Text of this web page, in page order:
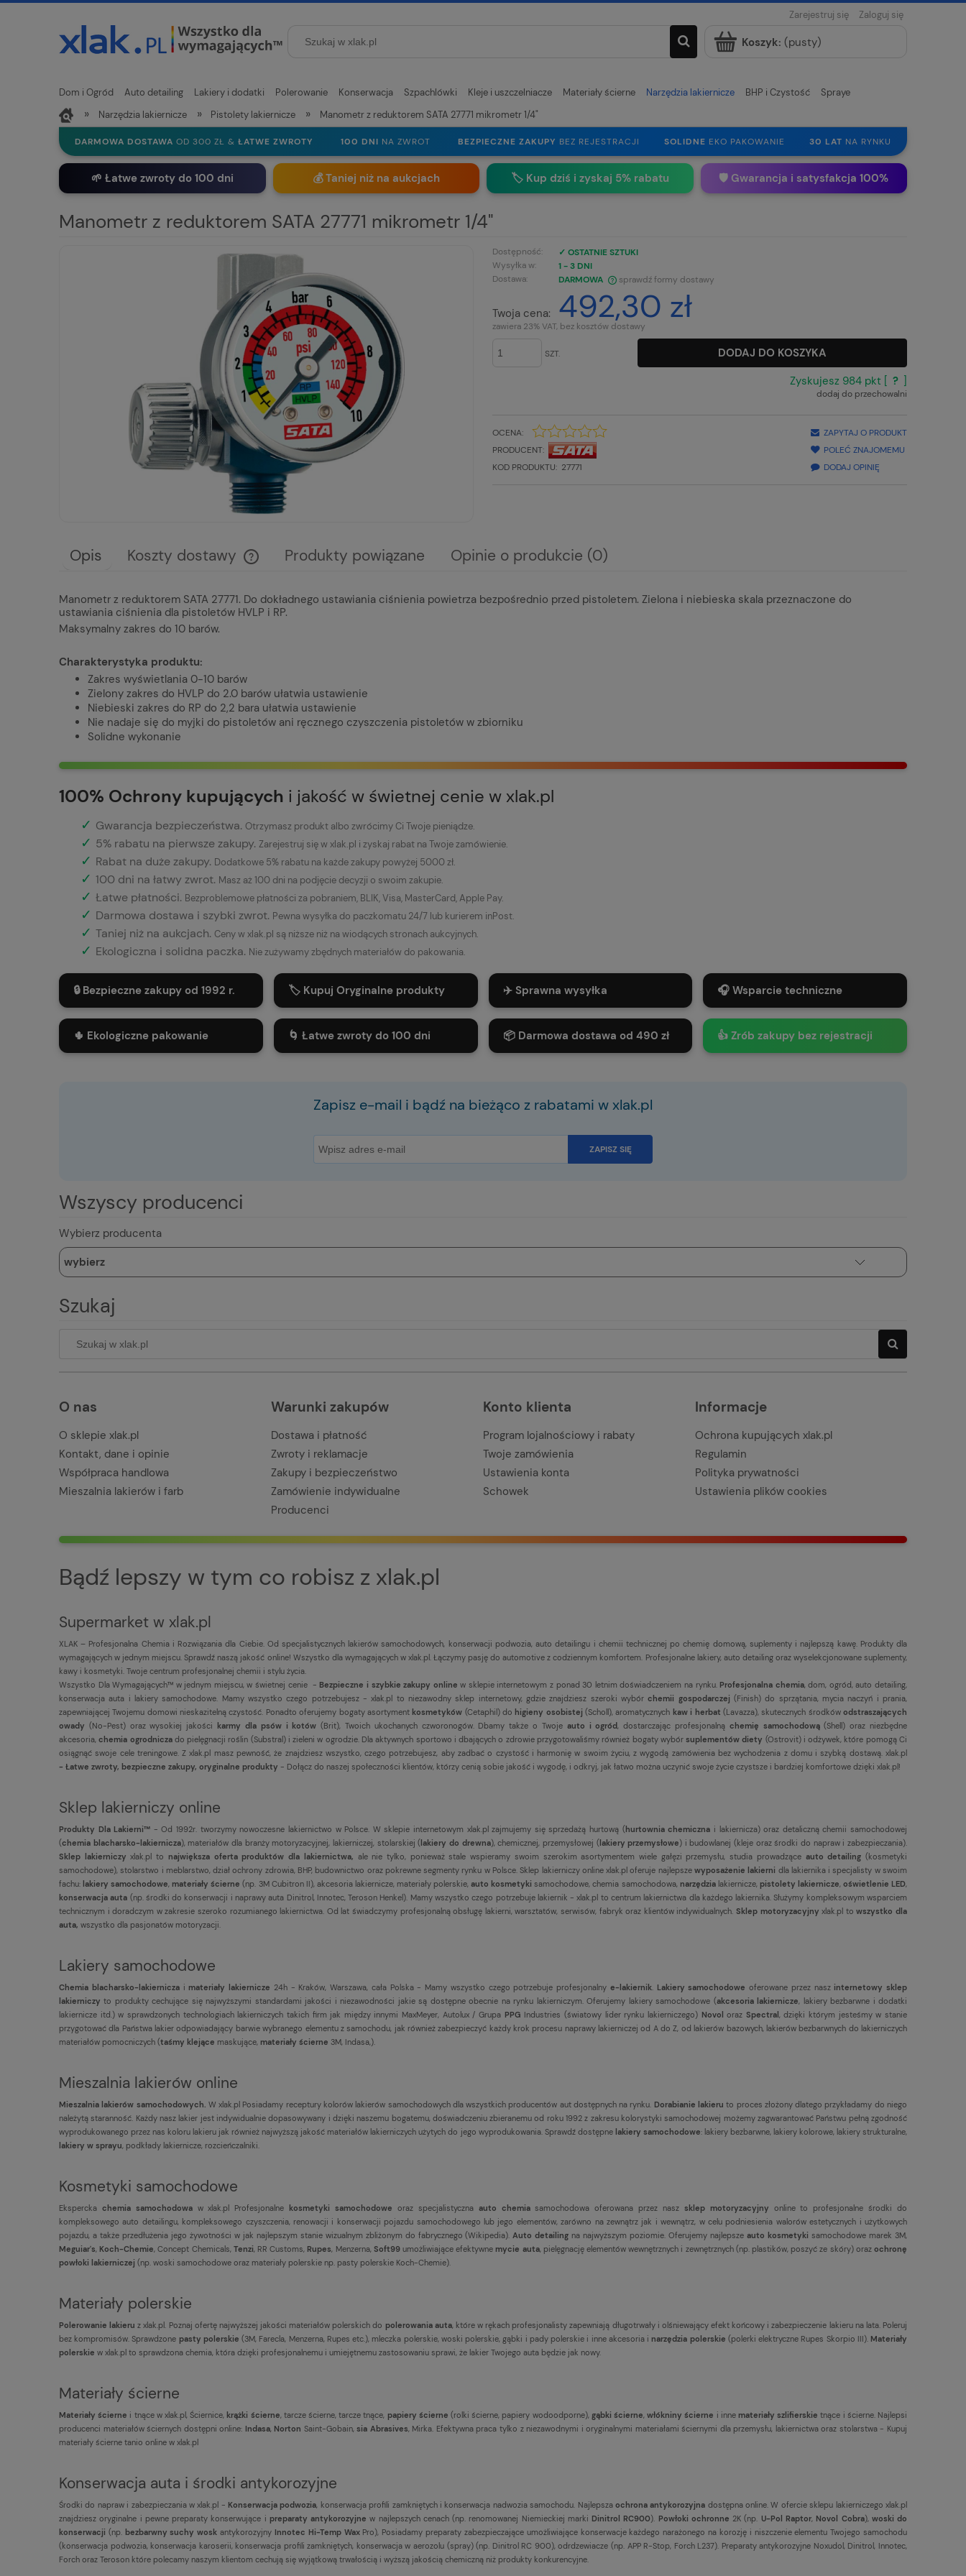
Zarejestruj się Zaloguj się
Koszyk: (pusty)
Dom i Ogród Auto detailing Lakiery i dodatki Polerowanie Konserwacja Szpachlówki Kleje i uszczelniacze Materiały ścierne Narzędzia lakiernicze BHP i Czystość Spraye
Nowości
» Narzędzia lakiernicze » Pistolety lakiernicze » Manometr z reduktorem SATA 27771 mikrometr 1/4"
DARMOWA DOSTAWA OD 300 ZŁ & ŁATWE ZWROTY 100 DNI NA ZWROT BEZPIECZNE ZAKUPY BEZ REJESTRACJI SOLIDNE EKO PAKOWANIE 30 LAT NA RYNKU
🌱 Łatwe zwroty do 100 dni 💰 Taniej niż na aukcjach 🏷️ Kup dziś i zyskaj 5% rabatu 🛡️ Gwarancja i satysfakcja 100%
Manometr z reduktorem SATA 27771 mikrometr 1/4"
Dostępność:
✓ OSTATNIE SZTUKI
Wysyłka w:
1 - 3 DNI
Dostawa:
DARMOWA
CENA NIE ZAWIERA EWENTUALNYCH
KOSZTÓW PŁATNOŚCI
sprawdź formy dostawy
Twoja cena: 492,30 zł
zawiera 23% VAT, bez kosztów dostawy
SZT.
DODAJ DO KOSZYKA
Zyskujesz 984pkt [ ? ]
dodaj do przechowalni
OCENA:
PRODUCENT:
KOD PRODUKTU: 27771
ZAPYTAJ O PRODUKT
POLEĆ ZNAJOMEMU
DODAJ OPINIĘ
Opis Koszty dostawy
Cena nie zawiera ewentualnych kosztów
płatności
Produkty powiązane Opinie o produkcie (0)
Manometr z reduktorem SATA 27771. Do dokładnego ustawiania ciśnienia powietrza bezpośrednio przed pistoletem. Zielona i niebieska skala przeznaczone do
ustawiania ciśnienia dla pistoletów HVLP i RP.
Maksymalny zakres do 10 barów.
Charakterystyka produktu:
Zakres wyświetlania 0-10 barów
Zielony zakres do HVLP do 2.0 barów ułatwia ustawienie
Niebieski zakres do RP do 2,2 bara ułatwia ustawienie
Nie nadaje się do myjki do pistoletów ani ręcznego czyszczenia pistoletów w zbiorniku
Solidne wykonanie
100% Ochrony kupujących i jakość w świetnej cenie w xlak.pl
✓ Gwarancja bezpieczeństwa. Otrzymasz produkt albo zwrócimy Ci Twoje pieniądze.
✓ 5% rabatu na pierwsze zakupy. Zarejestruj się w xlak.pl i zyskaj rabat na Twoje zamówienie.
✓ Rabat na duże zakupy. Dodatkowe 5% rabatu na każde zakupy powyżej 5000 zł.
✓ 100 dni na łatwy zwrot. Masz aż 100 dni na podjęcie decyzji o swoim zakupie.
✓ Łatwe płatności. Bezproblemowe płatności za pobraniem, BLIK, Visa, MasterCard, Apple Pay.
✓ Darmowa dostawa i szybki zwrot. Pewna wysyłka do paczkomatu 24/7 lub kurierem inPost.
✓ Taniej niż na aukcjach. Ceny w xlak.pl są niższe niż na wiodących stronach aukcyjnych.
✓ Ekologiczna i solidna paczka. Nie zużywamy zbędnych materiałów do pakowania.
🔒 Bezpieczne zakupy od 1992 r. 🏷️ Kupuj Oryginalne produkty ✈️ Sprawna wysyłka 🎧 Wsparcie techniczne
🌵 Ekologiczne pakowanie 🌀 Łatwe zwroty do 100 dni 📦 Darmowa dostawa od 490 zł 👍 Zrób zakupy bez rejestracji
Zapisz e-mail i bądź na bieżąco z rabatami w xlak.pl
ZAPISZ SIĘ
Wszyscy producenci
Wybierz producenta
Szukaj
O nas
O sklepie xlak.pl
Kontakt, dane i opinie
Współpraca handlowa
Mieszalnia lakierów i farb
Warunki zakupów
Dostawa i płatność
Zwroty i reklamacje
Zakupy i bezpieczeństwo
Zamówienie indywidualne
Producenci
Konto klienta
Program lojalnościowy i rabaty
Twoje zamówienia
Ustawienia konta
Schowek
Informacje
Ochrona kupujących xlak.pl
Regulamin
Polityka prywatności
Ustawienia plików cookies
Bądź lepszy w tym co robisz z xlak.pl
Supermarket w xlak.pl
XLAK – Profesjonalna Chemia i Rozwiązania dla Ciebie. Od specjalistycznych lakierów samochodowych, konserwacji podwozia, auto detailingu i chemii technicznej po chemię domową, suplementy i najlepszą kawę. Produkty dla
wymagających w jednym miejscu. Sprawdź naszą jakość online! Wszystko dla wymagających w xlak.pl. Łączymy pasję do automotive z codziennym komfortem. Profesjonalne lakiery, auto detailing oraz wyselekcjonowane suplementy,
kawy i kosmetyki. Twoje centrum profesjonalnej chemii i stylu życia.
Wszystko Dla Wymagających™ w jednym miejscu, w świetnej cenie - Bezpieczne i szybkie zakupy onlinew sklepie internetowym z ponad 30 letnim doświadczeniem na rynku. Profesjonalna chemia, dom, ogród, auto detailing,
konserwacja auta i lakiery samochodowe. Mamy wszystko czego potrzebujesz - xlak.pl to niezawodny sklep internetowy, gdzie znajdziesz szeroki wybór chemii gospodarczej (Finish) do sprzątania, mycia naczyń i prania,
zapewniającej Twojemu domowi nieskazitelną czystość. Ponadto oferujemy bogaty asortymentkosmetyków (Cetaphil) dohigieny osobistej(Scholl), aromatycznych kaw i herbat (Lavazza), skutecznych środkówodstraszających
owady (No-Pest) oraz wysokiej jakościkarmy dla psów i kotów(Brit), Twoich ukochanych czworonogów. Dbamy także o Twoje auto i ogród , dostarczając profesjonalną chemię samochodową(Shell) oraz niezbędne
akcesoria,chemia ogrodniczado pielęgnacji roślin (Substral) i zieleni w ogrodzie. Dla aktywnych sportowo i dbających o zdrowie przygotowaliśmy również bogaty wybórsuplementów diety (Ostrovit) i odżywek, które pomogą Ci
osiągnąć swoje cele treningowe. Z xlak.pl masz pewność, że znajdziesz wszystko, czego potrzebujesz, aby zadbać o czystość i harmonię w swoim życiu, z wygodą zamówienia bez wychodzenia z domu i szybką dostawą. xlak.pl
- Łatwe zwroty, bezpieczne zakupy, oryginalne produkty - Dołącz do naszej społeczności klientów, którzy cenią sobie jakość i wygodę, i odkryj, jak łatwo można uczynić swoje życie czystsze i bardziej komfortowe dzięki xlak.pl!
Sklep lakierniczy online
Produkty Dla Lakierni™ - Od 1992r. tworzymy nowoczesne lakiernictwo w Polsce. W sklepie internetowym xlak.pl zajmujemy się sprzedażą hurtową (hurtownia chemiczna i lakiernicza) oraz detaliczną chemii samochodowej
(chemia blacharsko-lakiernicza), materiałów dla branży motoryzacyjnej, lakierniczej, stolarskiej (lakiery do drewna), chemicznej, przemysłowej (lakiery przemysłowe) i budowlanej (kleje oraz środki do napraw i zabezpieczania).
Sklep lakierniczy xlak.pl to największa oferta produktów dla lakiernictwa, ale nie tylko, ponieważ stale wspieramy swoim szerokim asortymentem wiele gałęzi przemysłu, studia prowadzące auto detailing(kosmetyki
samochodowe), stolarstwo i meblarstwo, dział ochrony zdrowia, BHP, budownictwo oraz pokrewne segmenty rynku w Polsce. Sklep lakierniczy online xlak.pl oferuje najlepsze wyposażenie lakierni dla lakiernika i specjalisty w swoim
fachu:lakiery samochodowe ,materiały ścierne(np. 3M Cubitron II), akcesoria lakiernicze, materiały polerskie,auto kosmetyki samochodowe, chemia samochodowa, narzędzialakiernicze, pistolety lakiernicze oświetlenie LED
konserwacja auta (np. środki do konserwacji i naprawy auta Dinitrol, Innotec, Teroson Henkel). Mamy wszystko czego potrzebuje lakiernik - xlak.pl to centrum lakiernictwa dla każdego lakiernika. Służymy kompleksowym wsparciem
technicznym i doradczym w zakresie szeroko rozumianego lakiernictwa. Od lat świadczymy profesjonalną obsługę lakierni, warsztatów, serwisów, fabryk oraz klientów indywidualnych. Sklep motoryzacyjny xlak.pl towszystko dla
auta, wszystko dla pasjonatów motoryzacji.
Lakiery samochodowe
Chemia blacharsko-lakierniczaimateriały lakiernicze 24h - Kraków, Warszawa, cała Polska - Mamy wszystko czego potrzebuje profesjonalny e-lakiernik. Lakiery samochodowe oferowane przez nasz internetowy sklep
lakierniczy to produkty cechujące się najwyższymi standardami jakości i niezawodności jakie są dostępne obecnie na rynku lakierniczym. Oferujemy lakiery samochodowe (akcesoria lakiernicze , lakiery bezbarwne i dodatki
lakiernicze itd.) w sprawdzonych technologiach lakierniczych takich firm jak między innymi MaxMeyer, Autolux / Grupa PPG Industries (światowy lider rynku lakierniczego) Novol oraz Spectral , dzięki którym jesteśmy w stanie
przygotować dla Państwa lakier odpowiadający barwie wybranego elementu z samochodu, jak również zabezpieczyć każdy krok procesu naprawy lakierniczej od A do Z, od lakierów bazowych, lakierów bezbarwnych do lakierniczych
materiałów pomocniczych (taśmy klejące maskujące, materiały ścierne 3M, Indasa,).
Mieszalnia lakierów online
Mieszalnia lakierów samochodowych. W xlak.pl Posiadamy receptury kolorów lakierów samochodowych dla wszystkich producentów aut dostępnych na rynku. Dorabianie lakieru to proces złożony dlatego przykładamy do niego
należytą staranność. Każdy nasz lakier jest indywidualnie dopasowywany i dzięki naszemu bogatemu, doświadczeniu zbieranemu od roku 1992 z zakresu kolorystyki samochodowej możemy zagwarantować Państwu pełną zgodność
wyprodukowanego przez nas koloru lakieru jak również najwyższą jakość materiałów lakierniczych użytych do jego wyprodukowania. Sprawdź dostępne lakiery samochodowe: lakiery bezbarwne, lakiery kolorowe, lakiery strukturalne,
lakiery w sprayu , podkłady lakiernicze, rozcieńczalniki.
Kosmetyki samochodowe
Ekspercka chemia samochodowaw xlak.pl Profesjonalnekosmetyki samochodowe oraz specjalistyczna auto chemiasamochodowa oferowana przez nasz sklep motoryzacyjny online to profesjonalne środki do
kompleksowego auto detailingu, kompleksowego czyszczenia, renowacji i konserwacji pojazdu samochodowego lub jego elementów, zarówno na zewnątrz jak i wewnątrz, w celu podniesienia walorów estetycznych i użytkowych
pojazdu, a także przedłużenia jego żywotności w jak najlepszym stanie wizualnym zbliżonym do fabrycznego (Wikipedia). Auto detailing na najwyższym poziomie. Oferujemy najlepsze auto kosmetykisamochodowe marek 3M,
Meguiar's Koch-Chemie , Concept Chemicals, Tenzi , RR Customs, Rupes , Menzerna, Soft99umożliwiające efektywnemycie auta, pielęgnację elementów wewnętrznych i zewnętrznych (np. plastików, poszyć ze skóry) orazochronę
powłoki lakierniczej (np. woski samochodowe oraz materiały polerskie np. pasty polerskie Koch-Chemie).
Materiały polerskie
Polerowanie lakieru z xlak.pl. Poznaj ofertę najwyższej jakości materiałów polerskich do polerowania auta, które w rękach profesjonalisty zapewniają długotrwały i olśniewający efekt końcowy i zabezpieczenie lakieru na lata. Poleruj
bez kompromisów. Sprawdzone pasty polerskie(3M, Farecla, Menzerna, Rupes etc.), mleczka polerskie, woski polerskie, gąbki i pady polerskie i inne akcesoria inarzędzia polerskie (polerki elektryczne Rupes Skorpio III). Materiały
polerskie w xlak.pl to sprawdzona chemia, która dzięki profesjonalnemu i umiejętnemu zastosowaniu sprawi, że lakier Twojego auta będzie jak nowy.
Materiały ścierne
Materiały ścierne i tnące w xlak.pl, Ściernice,krążki ścierne , tarcze ścierne, tarcze tnące, papiery ścierne (rolki ścierne, papiery wodoodporne), gąbki ścierne ,włókniny ścierne i innemateriały szlifierskie tnące i ścierne. Najlepsi
producenci materiałów ściernych dostępni online: Indasa, Norton Saint-Gobain,sia Abrasives , Mirka. Efektywna praca tylko z niezawodnymi i oryginalnymi materiałami ściernymi dla przemysłu, lakiernictwa oraz stolarstwa - Kupuj
materiały ścierne tanio online w xlak.pl
Konserwacja auta i środki antykorozyjne
Środki do napraw i zabezpieczania w xlak.pl - Konserwacja podwozia , konserwacja profili zamkniętych i konserwacja nadwozia samochodu. Najlepsza ochrona antykorozyjna dostępna online. W ofercie sklepu lakierniczego xlak.pl
znajdziesz oryginalne i pewne preparaty konserwujące i preparaty antykorozyjne w najlepszych cenach (np. renomowanej Niemieckiej marki Dinitrol RC900). Powłoki ochronne 2K (np. U-Pol Raptor Novol Cobra), woski do
konserwacji (np. bezbarwny suchy woskantykorozyjny Innotec Hi-Temp WaxPro), Posiadamy preparaty zabezpieczające umożliwiające konserwacje każdego narażonego na korozję i niszczenie elementu Twojego samochodu
(konserwacja podwozia, konserwacja karoserii, konserwacja profili zamkniętych, konserwacja w aerozolu (spray) (np. Dinitrol RC 900), odrdzewiacze (np. APP R-Stop, Forch L237). Preparaty antykorozyjne Noxudol, Dinitrol, Innotec,
Forch oraz Teroson które polecamy naszym klientom cechują się wyjątkową trwałością i wyższą jakością chemiczną niż produkty konkurencyjne.